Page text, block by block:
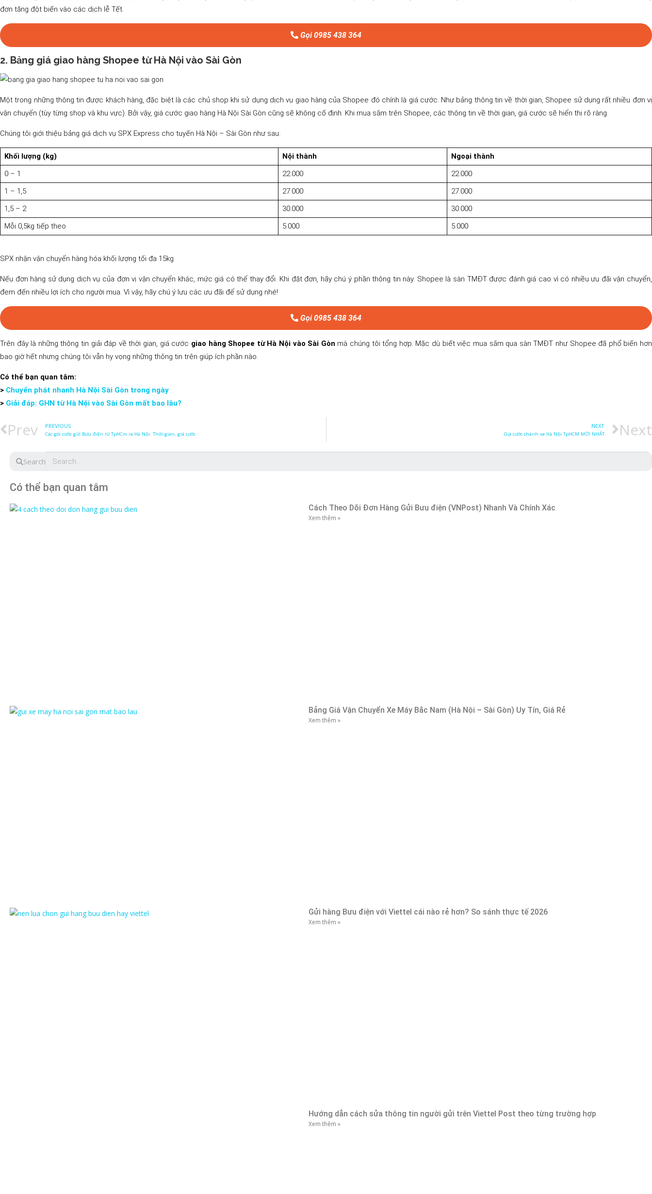
đơn tăng đột biến vào các dịch lễ Tết.
Gọi 0985 438 364
2. Bảng giá giao hàng Shopee từ Hà Nội vào Sài Gòn
Một trong những thông tin được khách hàng, đặc biệt là các chủ shop khi sử dụng dịch vụ giao hàng của Shopee đó chính là giá cước. Như bảng thông tin về thời gian, Shopee sử dụng rất nhiều đơn vị
vận chuyển (tùy từng shop và khu vực). Bởi vậy, giá cước giao hàng Hà Nội Sài Gòn cũng sẽ không cố định. Khi mua sắm trên Shopee, các thông tin về thời gian, giá cước sẽ hiển thị rõ ràng.
Chúng tôi giới thiệu bảng giá dịch vụ SPX Express cho tuyến Hà Nội – Sài Gòn như sau:
Khối lượng (kg) Nội thành
Ngoại thành
0 – 1
22.000
22.000
1 – 1,5
27.000
27.000
1,5 – 2
30.000
30.000
Mỗi 0,5kg tiếp theo
5.000 5.000
SPX nhận vận chuyển hàng hóa khối lượng tối đa 15kg.
Nếu đơn hàng sử dụng dịch vụ của đơn vị vận chuyển khác, mức giá có thể thay đổi. Khi đặt đơn, hãy chú ý phần thông tin này. Shopee là sàn TMĐT được đánh giá cao vì có nhiều ưu đãi vận chuyển,
đem đến nhiều lợi ích cho người mua. Vì vậy, hãy chú ý lưu các ưu đãi để sử dụng nhé!
Gọi 0985 438 364
Trên đây là những thông tin giải đáp về thời gian, giá cước giao hàng Shopee từ Hà Nội vào Sài Gòn mà chúng tôi tổng hợp. Mặc dù biết việc mua sắm qua sàn TMĐT như Shopee đã phổ biến hơn
bao giờ hết nhưng chúng tôi vẫn hy vọng những thông tin trên giúp ích phần nào.
Có thể bạn quan tâm:
> Chuyển phát nhanh Hà Nội Sài Gòn trong ngày
> Giải đáp: GHN từ Hà Nội vào Sài Gòn mất bao lâu?
Prev PREVIOUS
Các gói cước gửi Bưu điện từ TpHCm ra Hà Nội: Thời gian, giá cước
NEXT
Giá cước chành xe Hà Nội TpHCM MỚI NHẤT Next
Search
Có thể bạn quan tâm
Cách Theo Dõi Đơn Hàng Gửi Bưu điện (VNPost) Nhanh Và Chính Xác
Xem thêm »
Bảng Giá Vận Chuyển Xe Máy Bắc Nam (Hà Nội – Sài Gòn) Uy Tín, Giá Rẻ
Xem thêm »
Gửi hàng Bưu điện với Viettel cái nào rẻ hơn? So sánh thực tế 2026
Xem thêm »
Hướng dẫn cách sửa thông tin người gửi trên Viettel Post theo từng trường hợp
Xem thêm »